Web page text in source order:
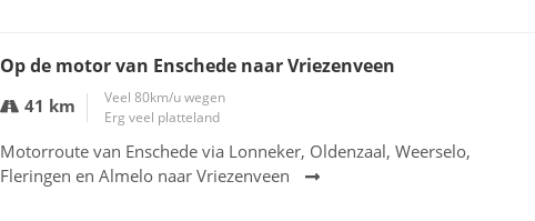
Op de motor van Enschede naar Vriezenveen
41 km
Veel 80km/u wegen
Erg veel platteland
Motorroute van Enschede via Lonneker, Oldenzaal, Weerselo,
Fleringen en Almelo naar Vriezenveen